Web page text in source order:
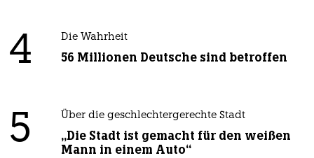
4 Die Wahrheit
56 Millionen Deutsche sind betroffen
5 Über die geschlechtergerechte Stadt
„Die Stadt ist gemacht für den weißen
Mann in einem Auto“